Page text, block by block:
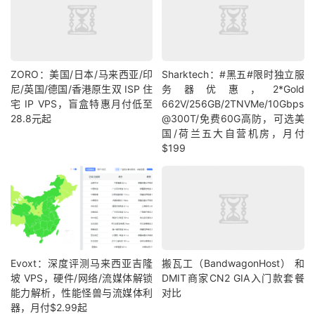
ZORO：美国/日本/马来西亚/印
尼/英国/德国/香港原生双 ISP 住
宅 IP VPS，盲盒特惠月付低至
28.8元起
Sharktech：#黑五#限时独立服
务器优惠，2*Gold
662V/256GB/2TNVMe/10Gbps
@300T/免费60G高防，可选美
国/荷兰五大自营机房，月付
$199
Evoxt：深度评测马来西亚吉隆
坡 VPS，硬件/网络/流媒体解锁
能力解析，性能怪兽与流媒体利
器，月付$2.99起
搬瓦工（BandwagonHost） 和
DMIT商家CN2 GIA入门款套餐
对比